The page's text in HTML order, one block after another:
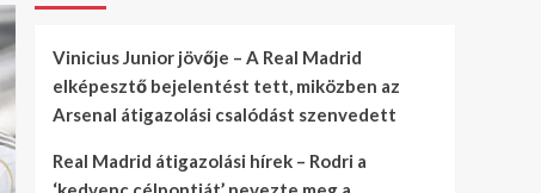
Vinicius Junior jövője – A Real Madrid
elképesztő bejelentést tett, miközben az
Arsenal átigazolási csalódást szenvedett
Real Madrid átigazolási hírek – Rodri a